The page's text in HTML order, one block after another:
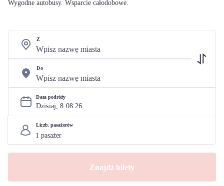
Wygodne autobusy. Wsparcie całodobowe.
Z
Do
Data podróży
Dzisiaj, 8.08.26
Liczb. pasażerów
Znajdź bilety